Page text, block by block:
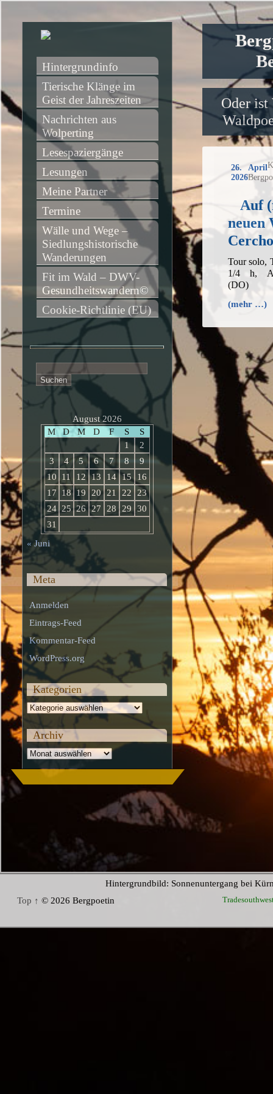
Oder ist
26. April
2026
Auf
neuen
Tour solo,
1/4 h,
(DO)
(mehr …)
Hintergrundinfo
Tierische Klänge im
Geist der Jahreszeiten
Nachrichten aus
Wolperting
Lesespaziergänge
Lesungen
Meine Partner
Termine
Wälle und Wege –
Siedlungshistorische
Wanderungen
Fit im Wald – DWV-
Gesundheitswandern©
Cookie-Richtlinie (EU)
nach:
August 2026
M
D M D F S
S
1
2
3
4 5 6 7 8
9
10
11 12 13 14 15
16
17
18 19 20 21 22
23
24 25 26 27 28 29
30
31
« Juni
Meta
Anmelden
Eintrags-Feed
Kommentar-Feed
WordPress.org
Kategorien
Kategorien
Archiv
Archiv
Hintergrundbild: Sonnenuntergang bei
Top ↑ © 2026 Bergpoetin